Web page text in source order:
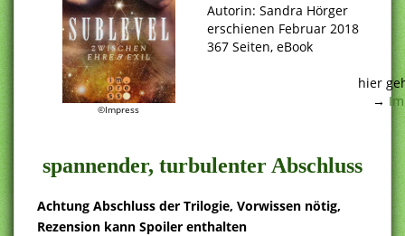
©Impress
Autorin: Sandra Hörger
erschienen Februar 2018
367 Seiten, eBook
hier
→
spannender, turbulenter Abschluss
Achtung Abschluss der Trilogie, Vorwissen nötig,
Rezension kann Spoiler enthalten